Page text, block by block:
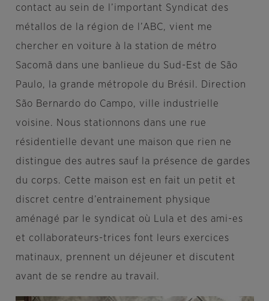
contact au sein de l’important Syndicat des
métallos de la région de l’ABC, vient me
chercher en voiture à la station de métro
Sacomã dans une banlieue du Sud-Est de São
Paulo, la grande métropole du Brésil. Direction
São Bernardo do Campo, ville industrielle
voisine. Nous stationnons dans une rue
résidentielle devant une maison que rien ne
distingue des autres sauf la présence de gardes
du corps. Cette maison est en fait un petit et
discret centre d’entrainement physique
aménagé par le syndicat où Lula et des ami-es
et collaborateurs-trices font leurs exercices
matinaux, prennent un déjeuner et discutent
avant de se rendre au travail.